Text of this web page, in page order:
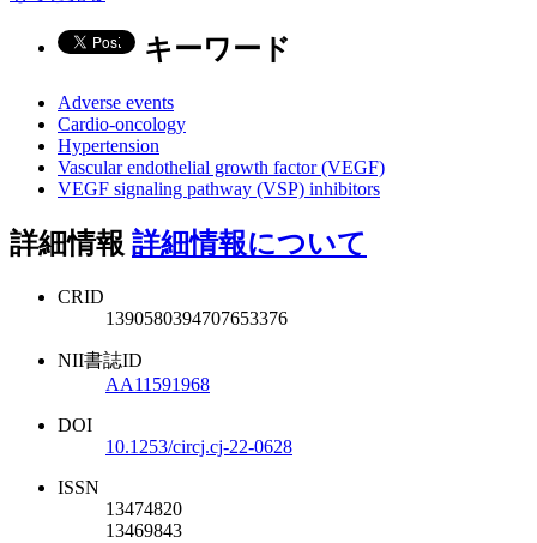
キーワード
Adverse events
Cardio-oncology
Hypertension
Vascular endothelial growth factor (VEGF)
VEGF signaling pathway (VSP) inhibitors
詳細情報 詳細情報について
CRID
1390580394707653376
NII書誌ID
AA11591968
DOI
10.1253/circj.cj-22-0628
ISSN
13474820
13469843